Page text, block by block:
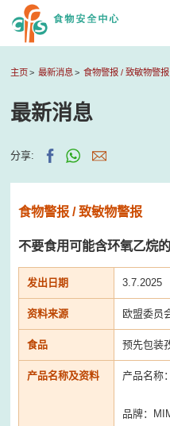
主页 最新消息 食物警报 / 致敏物警报
最新消息
分享:
食物警报 / 致敏物警报
不要食用可能含环氧乙烷
发出日期 3.7.2025
资料来源 欧盟委员
食品 预先包装
产品名称及资料 产品名称
品牌：